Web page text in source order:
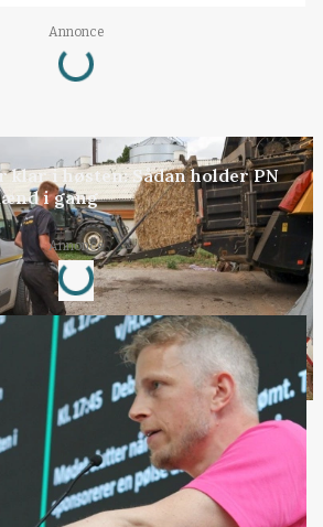
Annonce
Loading...
klar i høsten: Sådan holder PN
i gang
Annonce
Loading...